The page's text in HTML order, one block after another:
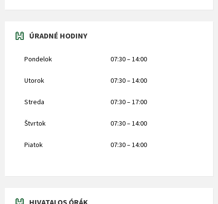
ÚRADNÉ HODINY
Pondelok 07:30 – 14:00
Utorok 07:30 – 14:00
Streda 07:30 – 17:00
Štvrtok 07:30 – 14:00
Piatok 07:30 – 14:00